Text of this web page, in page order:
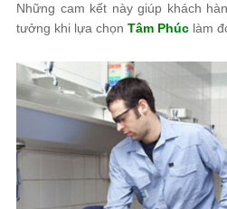
Những cam kết này giúp khách
tưởng khi lựa chọn Tâm Phúc làm